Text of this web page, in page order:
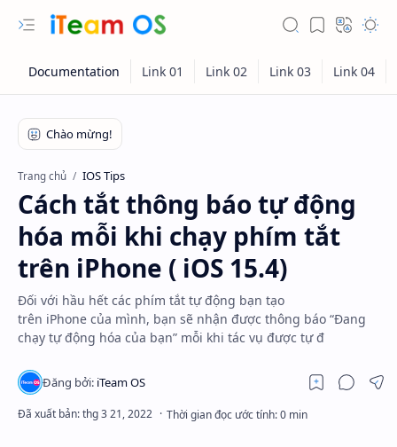
Trang chủ IOS Tips
Cách tắt thông báo tự động
hóa mỗi khi chạy phím tắt
trên iPhone ( iOS 15.4)
Đối với hầu hết các phím tắt tự động bạn tạo
trên iPhone của mình, bạn sẽ nhận được thông báo “Đang
chạy tự động hóa của bạn” mỗi khi tác vụ được tự đ